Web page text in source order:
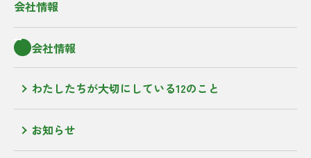
会社情報
会社情報
わたしたちが大切にしている12のこと
お知らせ